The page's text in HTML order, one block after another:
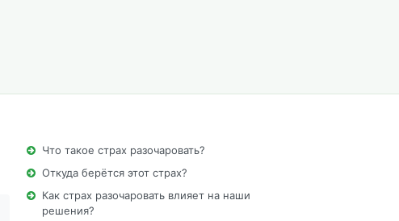
Что такое страх разочаровать?
Откуда берётся этот страх?
Как страх разочаровать влияет на наши
решения?